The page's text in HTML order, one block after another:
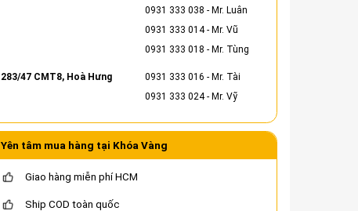
0931 333 038 - Mr. Luân
0931 333 014- Mr. Vũ
0931 333 018 - Mr. Tùng
283/47 CMT8, Hoà Hưng 0931 333 016 - Mr. Tài
0931 333 024- Mr. Vỹ
Yên tâm mua hàng tại Khóa Vàng
Giao hàng miễn phí HCM
Ship COD toàn quốc